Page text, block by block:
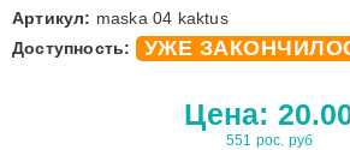
Артикул: maska 04 kaktus
Доступность:
УЖЕ
Цена:
551 рос. руб